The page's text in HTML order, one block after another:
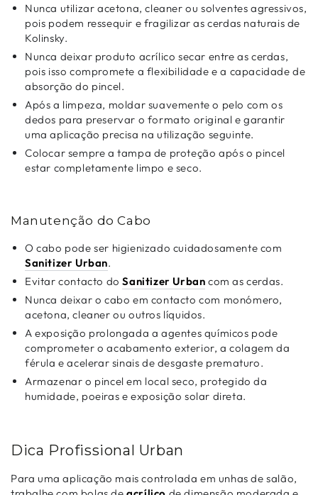
Nunca utilizar acetona, cleaner ou solventes agressivos,
pois podem ressequir e fragilizar as cerdas naturais de
Kolinsky.
Nunca deixar produto acrílico secar entre as cerdas,
pois isso compromete a flexibilidade e a capacidade de
absorção do pincel.
Após a limpeza, moldar suavemente o pelo com os
dedos para preservar o formato original e garantir
uma aplicação precisa na utilização seguinte.
Colocar sempre a tampa de proteção após o pincel
estar completamente limpo e seco.
Manutenção do Cabo
O cabo pode ser higienizado cuidadosamente com
Sanitizer Urban.
Evitar contacto doSanitizer Urban com as cerdas.
Nunca deixar o cabo em contacto com monómero,
acetona, cleaner ou outros líquidos.
A exposição prolongada a agentes químicos pode
comprometer o acabamento exterior, a colagem da
férula e acelerar sinais de desgaste prematuro.
Armazenar o pincel em local seco, protegido da
humidade, poeiras e exposição solar direta.
Dica Profissional Urban
Para uma aplicação mais controlada em unhas de salão,